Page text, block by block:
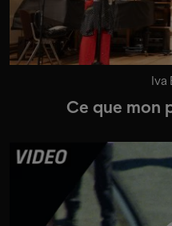
Iva
Ce que mon